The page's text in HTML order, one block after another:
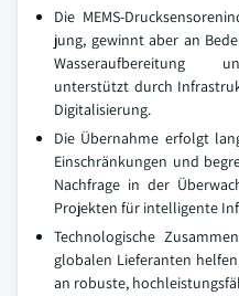
Die MEMS-
jung, gewinnt aber an
Wasseraufbereitung
unterstützt durch
Digitalisierung.
Die Übernahme erfolgt
Einschränkungen und
Nachfrage in der
Projekten für intelligente
Technologische
globalen Lieferanten
an robuste,